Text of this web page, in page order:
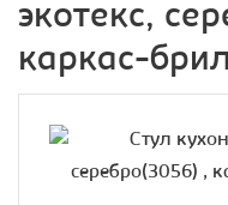
экотекс,
каркас-